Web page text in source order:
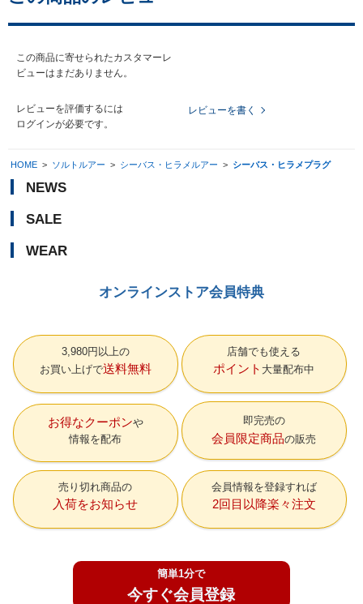
この商品に寄せられたカスタマーレ
ビューはまだありません。
レビューを評価するには
ログインが必要です。
レビューを書く
HOME > ソルトルアー > シーバス・ヒラメルアー > シーバス・ヒラメプラグ
NEWS
SALE
WEAR
オンラインストア会員特典
3,980円以上の
お買い上げで送料無料
店舗でも使える
ポイント 大量配布中
お得なクーポン
情報を配布
即完売の
会員限定商品の販売
売り切れ商品の
入荷をお知らせ
会員情報を登録すれば
2回目以降楽々注文
簡単1分で
今すぐ会員登録